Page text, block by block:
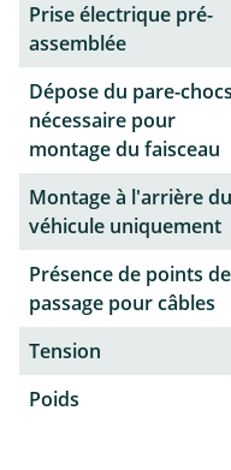
Prise électrique pré-
assemblée
Dépose du pare-chocs
nécessaire pour
montage du faisceau
Montage à l'arrière du
véhicule uniquement
Présence de points de
passage pour câbles
Tension
Poids